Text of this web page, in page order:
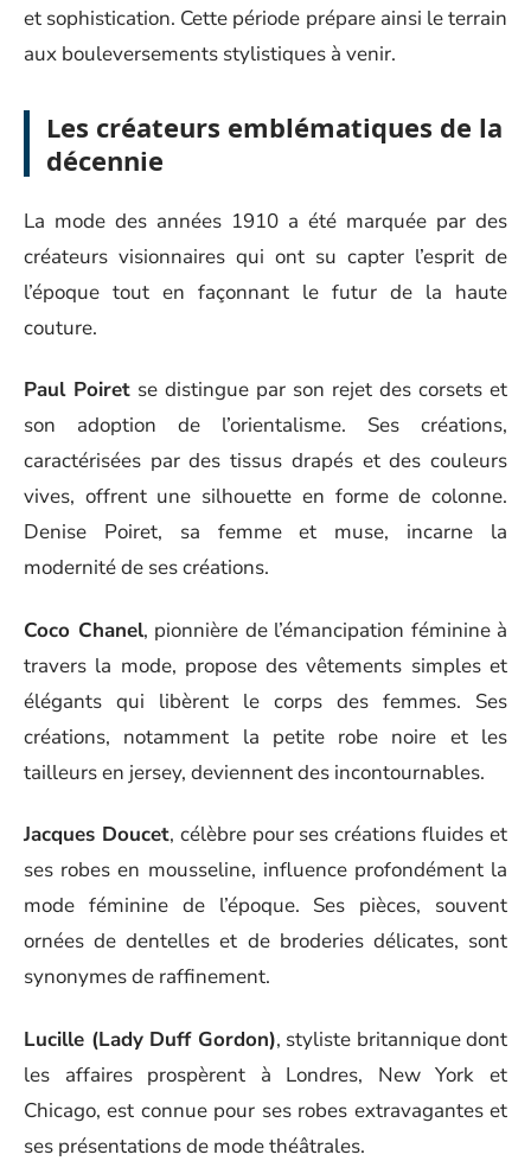
et sophistication. Cette période prépare ainsi le terrain
aux bouleversements stylistiques à venir.
Les créateurs emblématiques de la
décennie
La mode des années 1910 a été marquée par des
créateurs visionnaires qui ont su capter l’esprit de
l’époque tout en façonnant le futur de la haute
couture.
Paul Poiret se distingue par son rejet des corsets et
son adoption de l’orientalisme. Ses créations,
caractérisées par des tissus drapés et des couleurs
vives, offrent une silhouette en forme de colonne.
Denise Poiret, sa femme et muse, incarne la
modernité de ses créations.
Coco Chanel, pionnière de l’émancipation féminine à
travers la mode, propose des vêtements simples et
élégants qui libèrent le corps des femmes. Ses
créations, notamment la petite robe noire et les
tailleurs en jersey, deviennent des incontournables.
Jacques Doucet, célèbre pour ses créations fluides et
ses robes en mousseline, influence profondément la
mode féminine de l’époque. Ses pièces, souvent
ornées de dentelles et de broderies délicates, sont
synonymes de raffinement.
Lucille (Lady Duff Gordon), styliste britannique dont
les affaires prospèrent à Londres, New York et
Chicago, est connue pour ses robes extravagantes et
ses présentations de mode théâtrales.